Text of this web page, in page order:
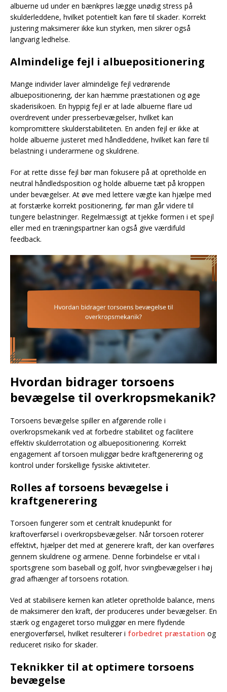
albuerne ud under en bænkpres lægge unødig stress på
skulderleddene, hvilket potentielt kan føre til skader. Korrekt
justering maksimerer ikke kun styrken, men sikrer også
langvarig ledhelse.
Almindelige fejl i albuepositionering
Mange individer laver almindelige fejl vedrørende
albuepositionering, der kan hæmme præstationen og øge
skaderisikoen. En hyppig fejl er at lade albuerne flare ud
overdrevent under presserbevægelser, hvilket kan
kompromittere skulderstabiliteten. En anden fejl er ikke at
holde albuerne justeret med håndleddene, hvilket kan føre til
belastning i underarmene og skuldrene.
For at rette disse fejl bør man fokusere på at opretholde en
neutral håndledsposition og holde albuerne tæt på kroppen
under bevægelser. At øve med lettere vægte kan hjælpe med
at forstærke korrekt positionering, før man går videre til
tungere belastninger. Regelmæssigt at tjekke formen i et spejl
eller med en træningspartner kan også give værdifuld
feedback.
Hvordan bidrager torsoens
bevægelse til overkropsmekanik?
Torsoens bevægelse spiller en afgørende rolle i
overkropsmekanik ved at forbedre stabilitet og facilitere
effektiv skulderrotation og albuepositionering. Korrekt
engagement af torsoen muliggør bedre kraftgenerering og
kontrol under forskellige fysiske aktiviteter.
Rolles af torsoens bevægelse i
kraftgenerering
Torsoen fungerer som et centralt knudepunkt for
kraftoverførsel i overkropsbevægelser. Når torsoen roterer
effektivt, hjælper det med at generere kraft, der kan overføres
gennem skuldrene og armene. Denne forbindelse er vital i
sportsgrene som baseball og golf, hvor svingbevægelser i høj
grad afhænger af torsoens rotation.
Ved at stabilisere kernen kan atleter opretholde balance, mens
de maksimerer den kraft, der produceres under bevægelser. En
stærk og engageret torso muliggør en mere flydende
energioverførsel, hvilket resulterer i forbedret præstation og
reduceret risiko for skader.
Teknikker til at optimere torsoens
bevægelse